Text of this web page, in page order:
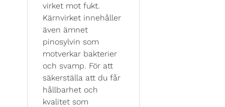
virket mot fukt.
Kärnvirket innehåller
även ämnet
pinosylvin som
motverkar bakterier
och svamp. För att
säkerställa att du får
hållbarhet och
kvalitet som